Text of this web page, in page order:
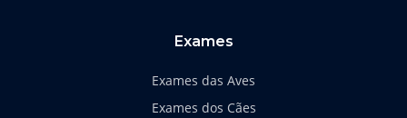
k
- m
Exames
Exames das Aves
Exames dos Cães